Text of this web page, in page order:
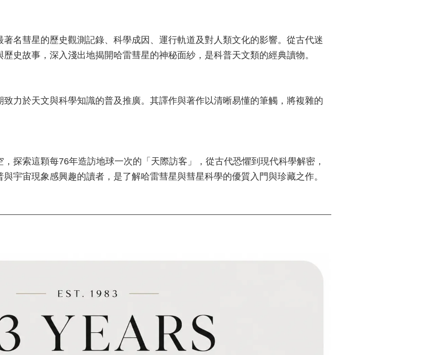
名彗星的歷史觀測記錄、科學成因、運行軌道及對人類文化的影響。從古代迷
史故事，深入淺出地揭開哈雷彗星的神秘面紗，是科普天文類的經典讀物。
力於天文與科學知識的普及推廣。其譯作與著作以清晰易懂的筆觸，將複雜的
，探索這顆每76年造訪地球一次的「天際訪客」，從古代恐懼到現代科學解密，
宇宙現象感興趣的讀者，是了解哈雷彗星與彗星科學的優質入門與珍藏之作。